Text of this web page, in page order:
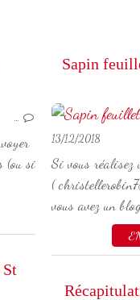
…
(ou si
Sapin
13/12/2018
Si vous réalisez
(
vous avez un